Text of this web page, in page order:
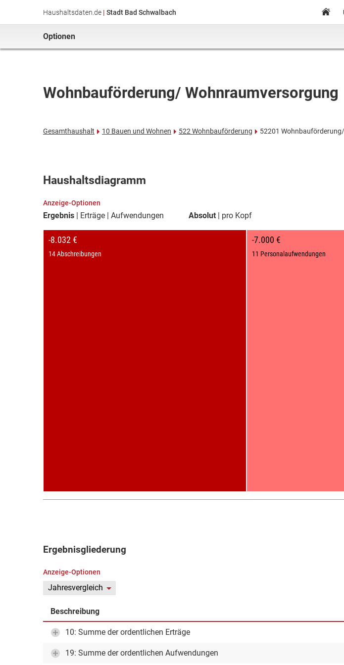
Haushaltsdaten.de | Stadt Bad Schwalbach
Optionen
Wohnbauförderung/ Wohnraumversorgung
Gesamthaushalt 10 Bauen und Wohnen 522 Wohnbauförderung 52201
Haushaltsdiagramm
Anzeige-Optionen
Ergebnis Erträge Aufwendungen Absolut pro Kopf
-8.032 €
14 Abschreibungen
-7.000 €
11 Personalaufwendungen
Ergebnisgliederung
Anzeige-Optionen
Jahresvergleich
Beschreibung
10: Summe der ordentlichen Erträge
19: Summe der ordentlichen Aufwendungen